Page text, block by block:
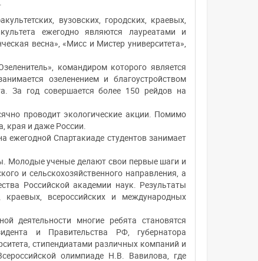
вузовских, городских, краевых,
ежегодно являются лауреатами и
весна», «Мисс и Мистер университета»,
командиром которого является
озеленением и благоустройством
За год совершается более 150 рейдов на
проводит экологические акции. Помимо
края и даже России.
ежегодной Спартакиаде студентов занимает
Молодые ученые делают свои первые шаги и
и сельскохозяйственного направления, а
Российской академии наук. Результаты
краевых, всероссийских и международных
деятельности многие ребята становятся
и Правительства РФ, губернатора
стипендиатами различных компаний и
олимпиаде Н.В. Вавилова, где